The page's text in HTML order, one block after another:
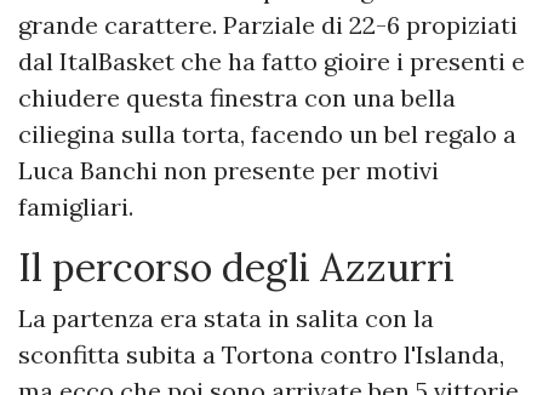
grande carattere. Parziale di 22-6 propiziati
dal ItalBasket che ha fatto gioire i presenti e
chiudere questa finestra con una bella
ciliegina sulla torta, facendo un bel regalo a
Luca Banchi non presente per motivi
famigliari.
Il percorso degli Azzurri
La partenza era stata in salita con la
sconfitta subita a Tortona contro l'Islanda,